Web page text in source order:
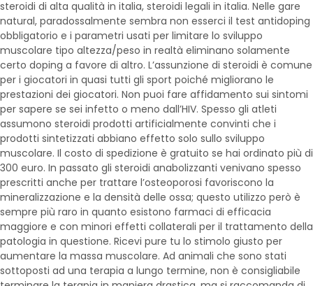
steroidi di alta qualità in italia, steroidi legali in italia. Nelle gare
natural, paradossalmente sembra non esserci il test antidoping
obbligatorio e i parametri usati per limitare lo sviluppo
muscolare tipo altezza/peso in realtà eliminano solamente
certo doping a favore di altro. L’assunzione di steroidi è comune
per i giocatori in quasi tutti gli sport poiché migliorano le
prestazioni dei giocatori. Non puoi fare affidamento sui sintomi
per sapere se sei infetto o meno dall’HIV. Spesso gli atleti
assumono steroidi prodotti artificialmente convinti che i
prodotti sintetizzati abbiano effetto solo sullo sviluppo
muscolare. Il costo di spedizione è gratuito se hai ordinato più di
300 euro. In passato gli steroidi anabolizzanti venivano spesso
prescritti anche per trattare l’osteoporosi favoriscono la
mineralizzazione e la densità delle ossa; questo utilizzo però è
sempre più raro in quanto esistono farmaci di efficacia
maggiore e con minori effetti collaterali per il trattamento della
patologia in questione. Ricevi pure tu lo stimolo giusto per
aumentare la massa muscolare. Ad animali che sono stati
sottoposti ad una terapia a lungo termine, non è consigliabile